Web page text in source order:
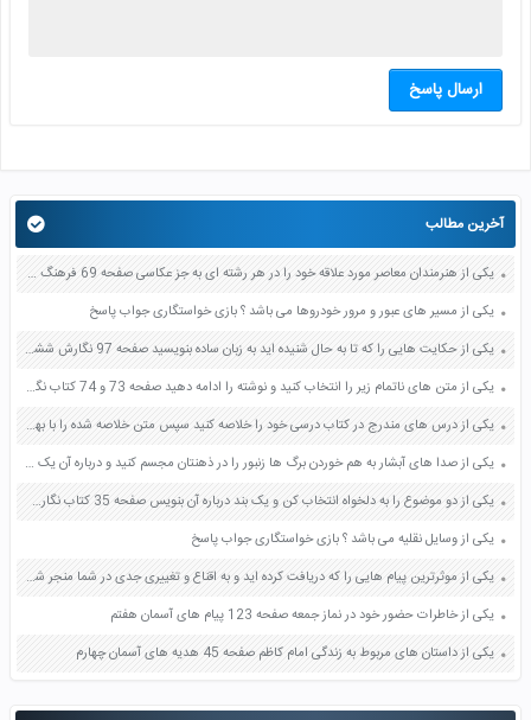
ارسال پاسخ
آخرین مطالب
یکی از هنرمندان معاصر مورد علاقه خود را در هر رشته ای به جز عکاسی صفحه 69 فرهنگ و هنر نهم
یکی از مسیر های عبور و مرور خودروها می باشد ؟ بازی خواستگاری جواب پاسخ
یکی از حکایت هایی را که تا به حال شنیده اید به زبان ساده بنویسید صفحه 97 نگارش ششم دبستان
یکی از متن های ناتمام زیر را انتخاب کنید و نوشته را ادامه دهید صفحه 73 و 74 کتاب نگارش فارسی پنجم دبستان
یکی از درس های مندرج در کتاب درسی خود را خلاصه کنید سپس متن خلاصه شده را با بهره گیری از روش های دسته بندی نمودار جدول نقشه مفهومی نشان دهید صفحه 118 نگارش یازدهم
یکی از صدا های آبشار به هم خوردن برگ ها زنبور را در ذهنتان مجسم کنید و درباره آن یک بند بنویسید صفحه 11 نگارش پنجم
یکی از دو موضوع را به دلخواه انتخاب کن و یک بند درباره آن بنویس صفحه 35 کتاب نگارش فارسی سوم
یکی از وسایل نقلیه می باشد ؟ بازی خواستگاری جواب پاسخ
یکی از موثرترین پیام هایی را که دریافت کرده اید و به اقناع و تغییری جدی در شما منجر شده است برسی کنید و علت این تاثیر گذاری قابل توجه را بنویسید صفحه 52 تفکر و سواد رسانه ای دهم
یکی از خاطرات حضور خود در نماز جمعه صفحه 123 پیام های آسمان هفتم
یکی از داستان های مربوط به زندگی امام کاظم صفحه 45 هدیه های آسمان چهارم